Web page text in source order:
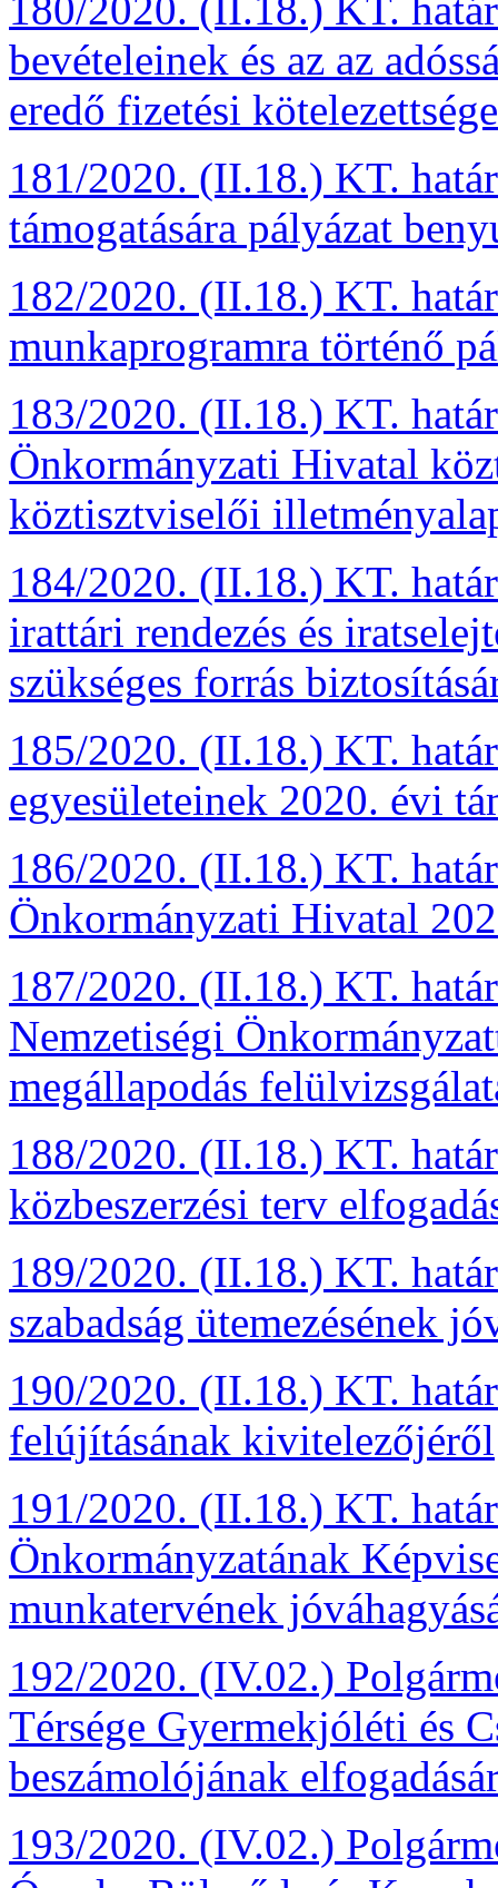
180/2020. (II.18.) KT.
bevételeinek és az az
eredő fizetési
181/2020. (II.18.) KT.
támogatására pályázat
182/2020. (II.18.) KT.
munkaprogramra történő
183/2020. (II.18.) KT.
Önkormányzati Hivatal
köztisztviselői
184/2020. (II.18.) KT.
irattári rendezés és
szükséges forrás
185/2020. (II.18.) KT.
egyesületeinek 2020. évi
186/2020. (II.18.) KT.
Önkormányzati Hivatal
187/2020. (II.18.) KT.
Nemzetiségi
megállapodás
188/2020. (II.18.) KT.
közbeszerzési terv
189/2020. (II.18.) KT.
szabadság ütemezésének
190/2020. (II.18.) KT.
felújításának kivitelezőjéről
191/2020. (II.18.) KT.
Önkormányzatának
munkatervének
192/2020. (IV.02.)
Térsége Gyermekjóléti és
beszámolójának
193/2020. (IV.02.)